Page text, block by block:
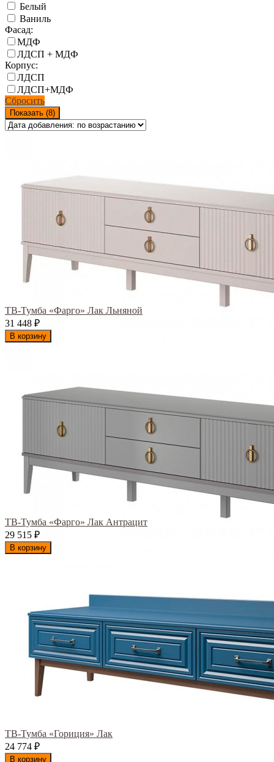
Белый
Ваниль
Фасад:
МДФ
ЛДСП + МДФ
Корпус:
ЛДСП
ЛДСП+МДФ
Сбросить
Показать (8)
ТВ-Тумба «Фарго» Лак Льняной
31 448 ₽
В корзину
ТВ-Тумба «Фарго» Лак Антрацит
29 515 ₽
В корзину
ТВ-Тумба «Гориция» Лак
24 774 ₽
В корзину